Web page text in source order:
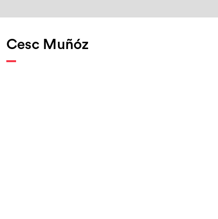
Cesc Muñóz